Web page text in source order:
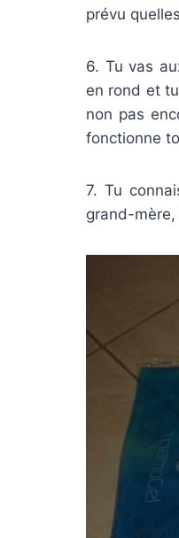
prévu
6. Tu vas
en rond et
non pas
fonctionne
7. Tu
grand-